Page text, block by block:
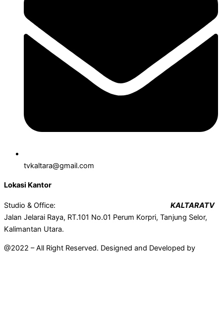
tvkaltara@gmail.com
Lokasi Kantor
Studio & Office: KALTARATV
Jalan Jelarai Raya, RT.101 No.01 Perum Korpri, Tanjung Selor,
Kalimantan Utara.
@2022 – All Right Reserved. Designed and Developed by